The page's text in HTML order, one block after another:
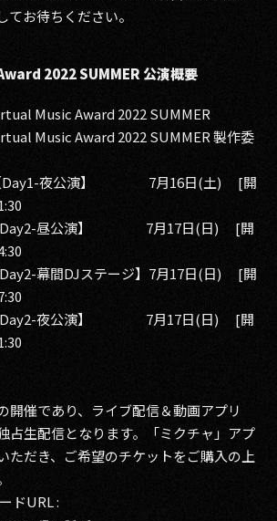
てお待ちください。
2022 SUMMER 公演概要
Music Award 2022 SUMMER
Award 2022 SUMMER 製作委
夜公演】 7月16日(土) [開
公演】 7月17日(日) [開
ステージ】7月17日(日) [開
公演】 7月17日(日) [開
開催であり、ライブ配信＆動画アプリ
占生配信となります。「ミクチャ」アプ
ただき、ご希望のチケットをご購入の上
ドURL :